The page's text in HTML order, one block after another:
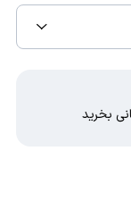
بخرید